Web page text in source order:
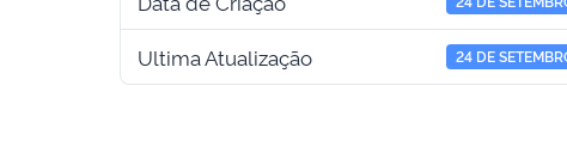
Ultima Atualização 24 DE